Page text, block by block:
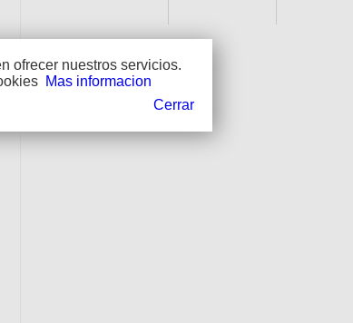
UN PEQUEÑO INCONVENIENTE
ENLACES
ofrecer nuestros servicios.
Mas informacion
Cerrar